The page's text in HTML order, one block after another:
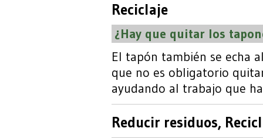
Reciclaje
¿Hay que quitar los
El tapón también se echa
que no es obligatorio
ayudando al trabajo que
Reducir residuos,